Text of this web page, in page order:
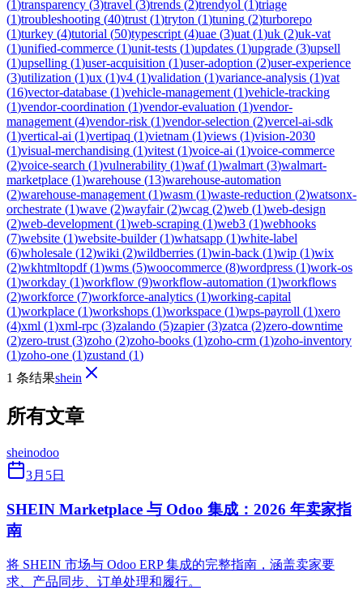
(1)transparency (3)travel (3)trends (2)trendyol (1)triage
(1)troubleshooting (40)trust (1)tryton (1)tuning (2)turborepo
(1)turkey (4)tutorial (50)typescript (4)uae (3)uat (1)uk (2)uk-vat
(1)unified-commerce (1)unit-tests (1)updates (1)upgrade (3)upsell
(1)upselling (1)user-acquisition (1)user-adoption (2)user-experience
(3)utilization (1)ux (1)v4 (1)validation (1)variance-analysis (1)vat
(16)vector-database (1)vehicle-management (1)vehicle-tracking
(1)vendor-coordination (1)vendor-evaluation (1)vendor-
management (4)vendor-risk (1)vendor-selection (2)vercel-ai-sdk
(1)vertical-ai (1)vertipaq (1)vietnam (1)views (1)vision-2030
(1)visual-merchandising (1)vitest (1)voice-ai (1)voice-commerce
(2)voice-search (1)vulnerability (1)waf(1)walmart (3)walmart-
marketplace (1)warehouse (13)warehouse-automation
(2)warehouse-management (1)wasm (1)waste-reduction (2)watsonx-
orchestrate (1)wave (2)wayfair(2)wcag (2)web (1)web-design
(2)web-development (1)web-scraping (1)web3 (1)webhooks
(7)website (1)website-builder(1)whatsapp (1)white-label
(6)wholesale (12)wiki (2)wildberries (1)win-back (1)wip (1)wix
(2)wkhtmltopdf(1)wms (5)woocommerce (8)wordpress (1)work-os
(1)workday (1)workflow (9)workflow-automation (1)workflows
(2)workforce (7)workforce-analytics (1)working-capital
(1)workplace (1)workshops (1)workspace (1)wps-payroll (1)xero
(4)xml (1)xml-rpc (3)zalando (5)zapier(3)zatca (2)zero-downtime
(2)zero-trust (3)zoho (2)zoho-books (1)zoho-crm (1)zoho-inventory
(1)zoho-one (1)zustand (1)
1 条结果shein
所有文章
sheinodoo
3月5日
SHEIN Marketplace 与 Odoo 集成：2026 年卖家指
南
将 SHEIN 市场与 Odoo ERP 集成的完整指南，涵盖卖家要
求、产品同步、订单处理和履行。